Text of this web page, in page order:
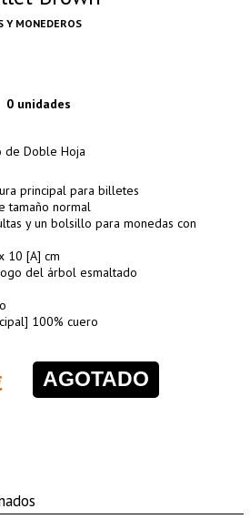
Y MONEDEROS
0 unidades
de Doble Hoja
principal para billetes
tamaño normal
y un bolsillo para monedas con
10 [A] cm
del árbol esmaltado
100% cuero
AGOTADO